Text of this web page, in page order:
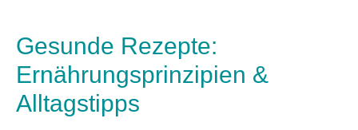
Gesunde Rezepte:
Ernährungsprinzipien &
Alltagstipps